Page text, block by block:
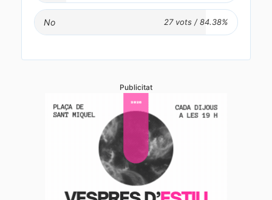
No
Publicitat